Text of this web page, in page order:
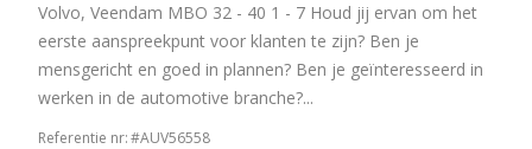
Volvo, Veendam MBO 32 - 40 1 - 7 Houd jij ervan om het
eerste aanspreekpunt voor klanten te zijn? Ben je
mensgericht en goed in plannen? Ben je geïnteresseerd in
werken in de automotive branche?...
Referentie nr:#AUV56558